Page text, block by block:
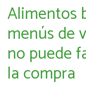
Alimentos
menús de
no puede
la compra